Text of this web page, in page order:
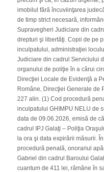
imobilul fără încuviinţarea
de timp strict necesară,
Supravegheri Judiciare din
drepturi şi libertăţi. Copii de pe
inculpatului, administraţiei
Judiciare din cadrul Serviciului
organului de poliţie în a cărui
Direcţiei Locale de Evidenţă a
Române, Direcţiei Generale de
227 alin. (1) Cod procedură
inculpatului GHIMPU NELU de
data de 09.06.2026, emisă de
cadrul IPJ Galaţi – Poliţia
la ora şi data expirării măsurii.
procedură penală, onorariul
Gabriel din cadrul Baroului
cuantum de 411 lei, rămâne în